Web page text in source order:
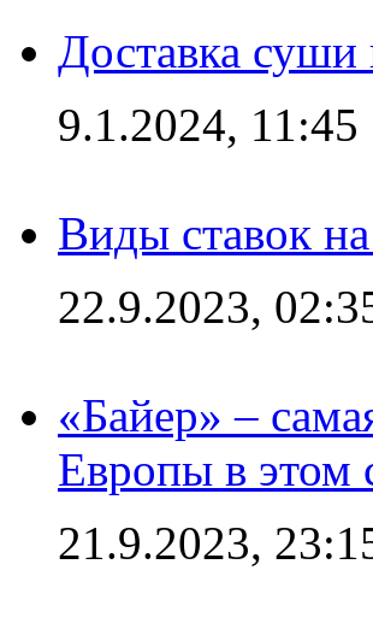
Доставка
9.1.2024, 11:45
Виды ставок
22.9.2023,
«Байер» –
Европы в этом
21.9.2023,